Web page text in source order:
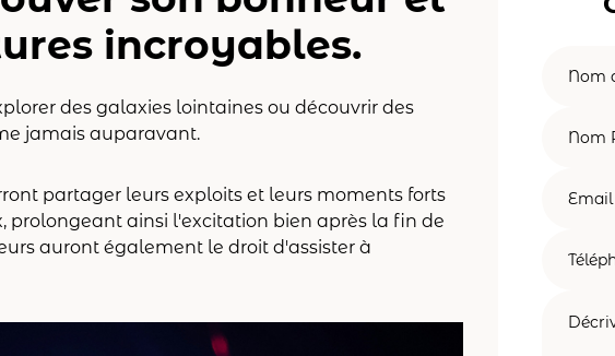
incroyables.
des galaxies lointaines ou découvrir des
jamais auparavant.
partager leurs exploits et leurs moments forts
prolongeant ainsi l'excitation bien après la fin de
auront également le droit d'assister à